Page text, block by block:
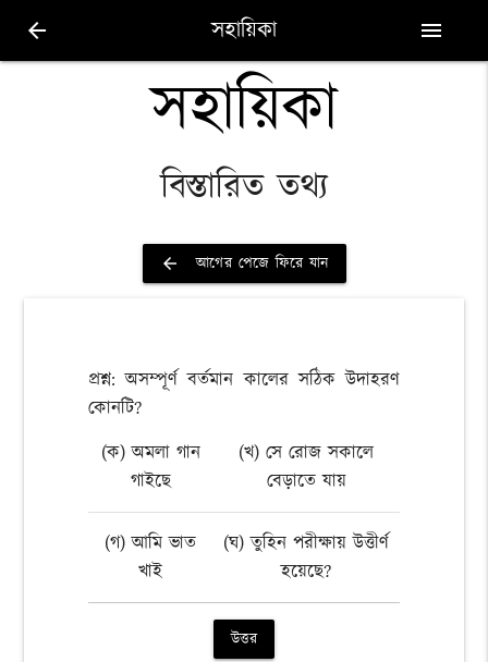
arrow_back সহায়িকা menu
সহায়িকা
বিস্তারিত তথ্য
arrow_back আগের পেজে ফিরে যান
প্রশ্ন: অসম্পূর্ণ বর্তমান কালের সঠিক উদাহরণ
কোনটি?
(ক) অমলা গান
গাইছে
(খ) সে রোজ সকালে
বেড়াতে যায়
(গ) আমি ভাত
খাই
(ঘ) তুহিন পরীক্ষায় উত্তীর্ণ
হয়েছে?
উত্তর